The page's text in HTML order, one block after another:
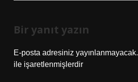
Bir yanıt yazın
E-posta adresiniz yayınlanmayacak.
ile işaretlenmişlerdir